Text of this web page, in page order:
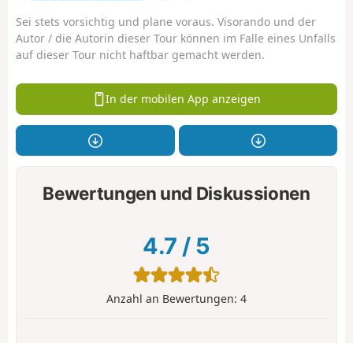
Sei stets vorsichtig und plane voraus. Visorando und der
Autor / die Autorin dieser Tour können im Falle eines Unfalls
auf dieser Tour nicht haftbar gemacht werden.
In der mobilen App anzeigen
Bewertungen und Diskussionen
4.7 / 5
Anzahl an Bewertungen: 4